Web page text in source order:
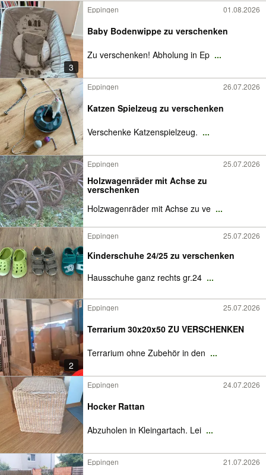
3
Eppingen 01.08.2026
Baby Bodenwippe zu verschenken
Zu verschenken! Abholung in Ep ...
Eppingen 26.07.2026
Katzen Spielzeug zu verschenken
Verschenke Katzenspielzeug. ...
Eppingen 25.07.2026
Holzwagenräder mit Achse zu
verschenken
Holzwagenräder mit Achse zu ve ...
Eppingen 25.07.2026
Kinderschuhe 24/25 zu verschenken
Hausschuhe ganz rechts gr.24 ...
2
Eppingen 25.07.2026
Terrarium 30x20x50 ZU VERSCHENKEN
Terrarium ohne Zubehör in den ...
Eppingen 24.07.2026
Hocker Rattan
Abzuholen in Kleingartach. Lei ...
Eppingen 21.07.2026